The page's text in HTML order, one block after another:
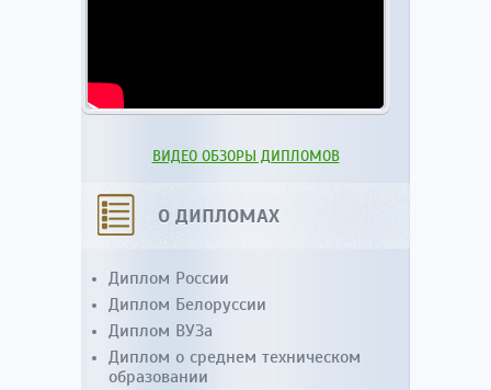
ВИДЕО ОБЗОРЫ ДИПЛОМОВ
О ДИПЛОМАХ
Диплом России
Диплом Белоруссии
Диплом ВУЗа
Диплом о среднем техническом
образовании